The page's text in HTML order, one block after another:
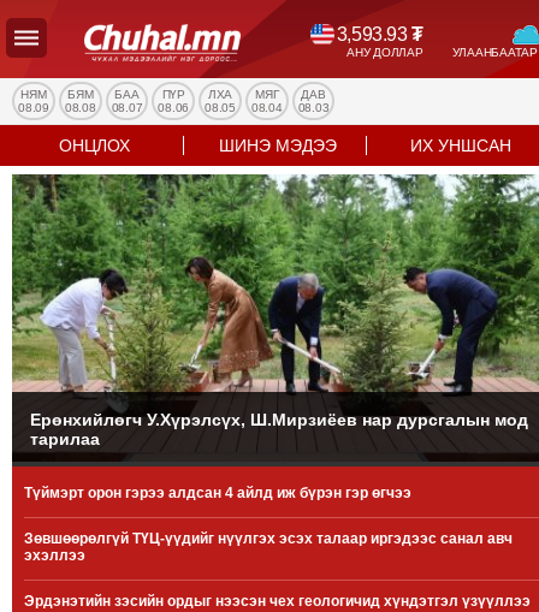
3,593.93₮
АНУ ДОЛЛАР
УЛС
ТӨР
НИЙГЭМ
ЗАСАГ
ЭРҮҮЛ
МЭНД
СПОРТ
БОЛОВСРОЛ
ENTERTAINMENT
ДЭЛХИЙН
БИЗНЕС
МЭДЭЭ
НИЙСЛЭЛ
ТАНИН
МЭДЭХҮЙ
ТЕХНОЛОГИ
НЯМ
08.09
БЯМ
08.08
БАА
08.07
ПҮР
08.06
ЛХА
08.05
МЯГ
08.04
ДАВ
08.03
ОНЦЛОХ ШИНЭ МЭДЭЭ ИХ УНШСАН
Ерөнхийлөгч У.Хүрэлсүх, Ш.Мирзиёев нар дурсгалын мод
тарилаа
Түймэрт орон гэрээ алдсан 4 айлд иж бүрэн гэр өгчээ
Зөвшөөрөлгүй ТҮЦ-үүдийг нүүлгэх эсэх талаар иргэдээс санал авч
эхэллээ
Эрдэнэтийн зэсийн ордыг нээсэн чех геологичид хүндэтгэл үзүүллээ